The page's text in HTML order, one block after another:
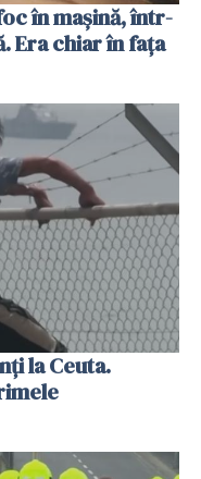
în mașină, într-
Era chiar în fața
la Ceuta.